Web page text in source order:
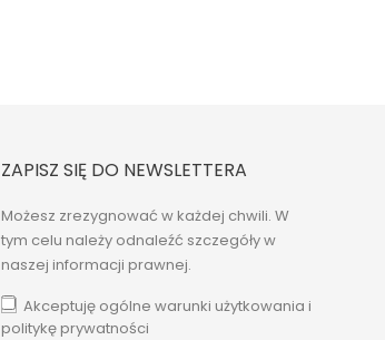
ZAPISZ SIĘ DO NEWSLETTERA
Możesz zrezygnować w każdej chwili. W
tym celu należy odnaleźć szczegóły w
naszej informacji prawnej.
Akceptuję ogólne warunki użytkowania i
politykę prywatności